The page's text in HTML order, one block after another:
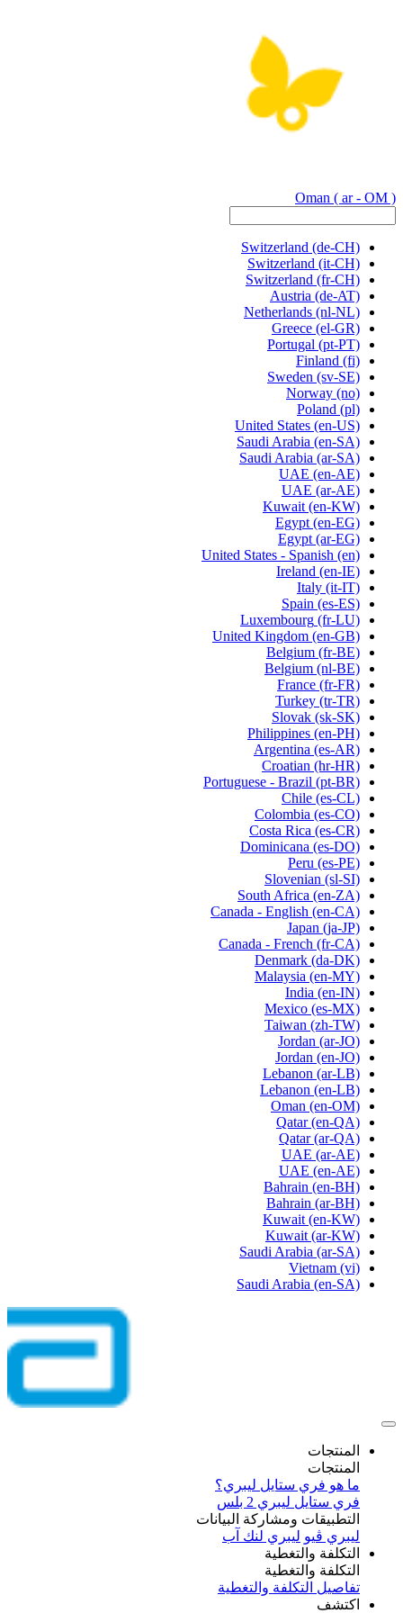
Oman ( ar - OM )
Switzerland (de-CH)
Switzerland (it-CH)
Switzerland (fr-CH)
Austria (de-AT)
Netherlands (nl-NL)
Greece (el-GR)
Portugal (pt-PT)
Finland (fi)
Sweden (sv-SE)
Norway (no)
Poland (pl)
United States (en-US)
Saudi Arabia (en-SA)
Saudi Arabia (ar-SA)
UAE (en-AE)
UAE (ar-AE)
Kuwait (en-KW)
Egypt (en-EG)
Egypt (ar-EG)
United States - Spanish (en)
Ireland (en-IE)
Italy (it-IT)
Spain (es-ES)
Luxembourg (fr-LU)
United Kingdom (en-GB)
Belgium (fr-BE)
Belgium (nl-BE)
France (fr-FR)
Turkey (tr-TR)
Slovak (sk-SK)
Philippines (en-PH)
Argentina (es-AR)
Croatian (hr-HR)
Portuguese - Brazil (pt-BR)
Chile (es-CL)
Colombia (es-CO)
Costa Rica (es-CR)
Dominicana (es-DO)
Peru (es-PE)
Slovenian (sl-SI)
South Africa (en-ZA)
Canada - English (en-CA)
Japan (ja-JP)
Canada - French (fr-CA)
Denmark (da-DK)
Malaysia (en-MY)
India (en-IN)
Mexico (es-MX)
Taiwan (zh-TW)
Jordan (ar-JO)
Jordan (en-JO)
Lebanon (ar-LB)
Lebanon (en-LB)
Oman (en-OM)
Qatar (en-QA)
Qatar (ar-QA)
UAE (ar-AE)
UAE (en-AE)
Bahrain (en-BH)
Bahrain (ar-BH)
Kuwait (en-KW)
Kuwait (ar-KW)
Saudi Arabia (ar-SA)
Vietnam (vi)
Saudi Arabia (en-SA)
المنتجات
المنتجات
ما هو فري ستايل ليبري؟
فري ستايل ليبري 2 بلس​
التطبيقات ومشاركة البيانات
ليبري ڤيو ليبري لنك آب
التكلفة والتغطية
التكلفة والتغطية
تفاصيل التكلفة والتغطية
اكتشف​